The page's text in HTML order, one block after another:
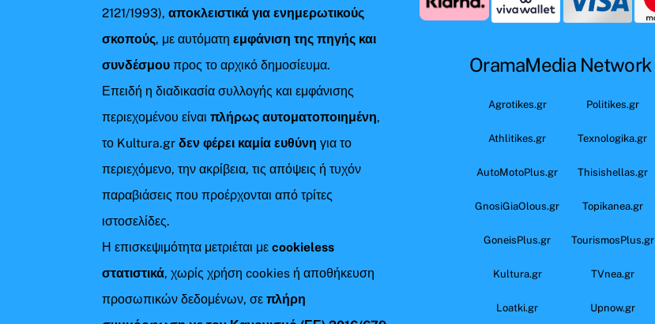
2121/1993), αποκλειστικά για ενημερωτικούς
σκοπούς, με αυτόματηεμφάνιση της πηγής και
συνδέσμου προς το αρχικό δημοσίευμα.
Επειδή η διαδικασία συλλογής και εμφάνισης
περιεχομένου είναιπλήρως αυτοματοποιημένη,
το Kultura.grδεν φέρει καμία ευθύνη για το
περιεχόμενο, την ακρίβεια, τις απόψεις ή τυχόν
παραβιάσεις που προέρχονται από τρίτες
ιστοσελίδες.
Η επισκεψιμότητα μετριέται μεcookieless
στατιστικά, χωρίς χρήση cookies ή αποθήκευση
προσωπικών δεδομένων, σεπλήρη
OramaMedia Network
Agrotikes.gr Politikes.gr
Athlitikes.gr Texnologika.gr
AutoMotoPlus.gr Thisishellas.gr
GnosiGiaOlous.gr Topikanea.gr
GoneisPlus.gr TourismosPlus.gr
Kultura.gr TVnea.gr
Loatki.gr Upnow.gr